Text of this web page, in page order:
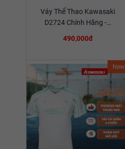
Váy Thể Thao Kawasaki
D2724 Chính Hãng -…
490,000đ
New